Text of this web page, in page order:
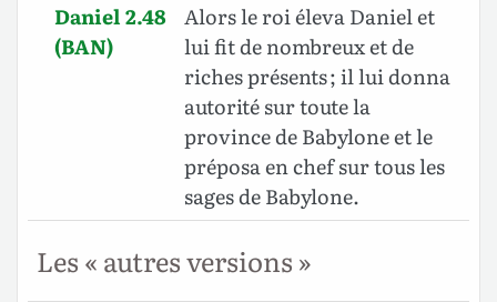
Daniel 2.48
(BAN)
Alors le roi éleva Daniel et
lui fit de nombreux et de
riches présents ; il lui donna
autorité sur toute la
province de Babylone et le
préposa en chef sur tous les
sages de Babylone.
Les « autres versions »